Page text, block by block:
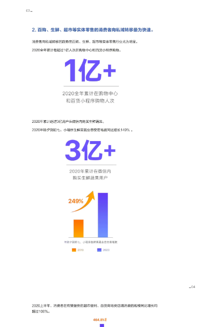
有赞云